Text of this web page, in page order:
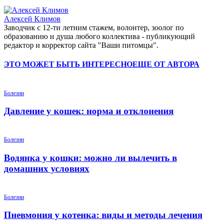
Алексей Климов
Заводчик c 12-ти летним стажем, волонтер, зоолог по
образованию и душа любого коллектива - публикующий
редактор и корректор сайта "Ваши питомцы".
ЭТО МОЖЕТ БЫТЬ ИНТЕРЕСНОЕЩЕ ОТ АВТОРА
Болезни
Давление у кошек: норма и отклонения
Болезни
Водянка у кошки: можно ли вылечить в
домашних условиях
Болезни
Пневмония у котенка: виды и методы лечения